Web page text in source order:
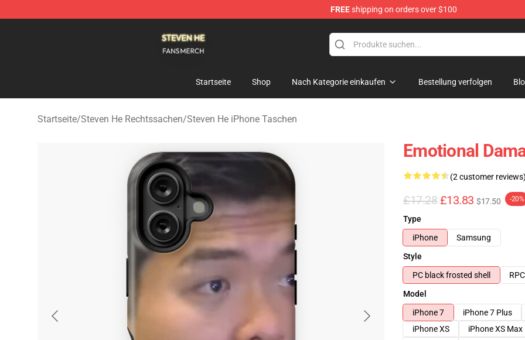
FREEshipping on orders over $100
Startseite Shop Nach Kategorie einkaufen Bestellung verfolgen
Startseite/Steven He Rechtssachen/Steven He iPhone Taschen
Emotional
(2 customer
£17.28 £13.83 $17.50 -20%
Type
iPhone
Samsung
Style
PC black frosted shell
Model
iPhone 7
iPhone 7 Plus
iPhone XS
iPhone XS Max